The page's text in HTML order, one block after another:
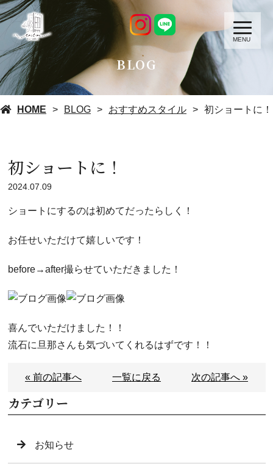
MENU
BLOG
HOME BLOG おすすめスタイル 初ショートに！
初ショートに！
2024.07.09
ショートにするのは初めてだったらしく！
お任せいただけて嬉しいです！
before→after撮らせていただきました！
喜んでいただけました！！
流石に旦那さんも気づいてくれるはずです！！
« 前の記事へ 一覧に戻る 次の記事へ »
カテゴリー
お知らせ